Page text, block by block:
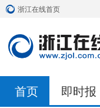
浙江在线首页
首页 即时报